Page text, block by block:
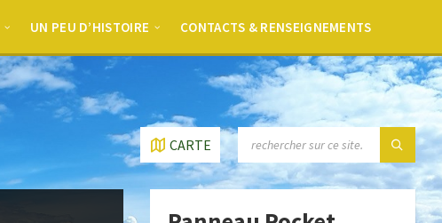
UN PEU D’HISTOIRE CONTACTS & RENSEIGNEMENTS
CARTE